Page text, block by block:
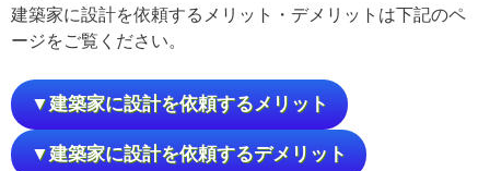
建築家に設計を依頼するメリット・デメリットは下記のペ
ージをご覧ください。
▼建築家に設計を依頼するメリット
▼建築家に設計を依頼するデメリット